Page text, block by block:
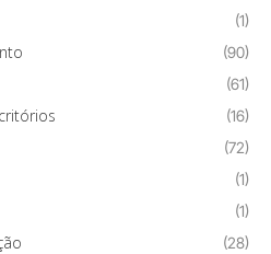
(1)
(90)
(61)
(16)
(72)
(1)
(1)
(28)